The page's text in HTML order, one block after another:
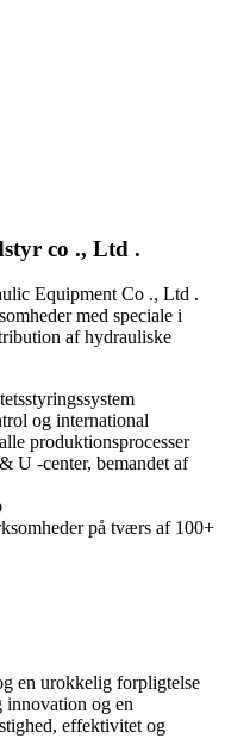
co ., Ltd .
Equipment Co ., Ltd .
med speciale i
af hydrauliske
og international
produktionsprocesser
U -center, bemandet af
på tværs af 100+
en urokkelig forpligtelse
og en
effektivitet og